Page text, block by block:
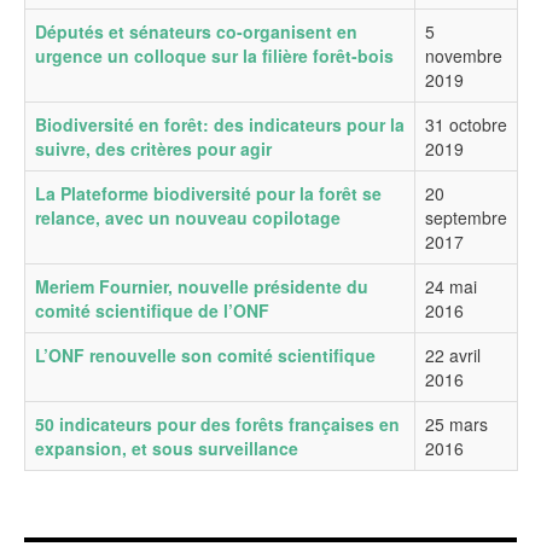
Députés et sénateurs co-organisent en
urgence un colloque sur la filière forêt-bois
5
novembre
2019
Biodiversité en forêt: des indicateurs pour la
suivre, des critères pour agir
31 octobre
2019
La Plateforme biodiversité pour la forêt se
relance, avec un nouveau copilotage
20
septembre
2017
Meriem Fournier, nouvelle présidente du
comité scientifique de l’ONF
24 mai
2016
L’ONF renouvelle son comité scientifique
22 avril
2016
50 indicateurs pour des forêts françaises en
expansion, et sous surveillance
25 mars
2016